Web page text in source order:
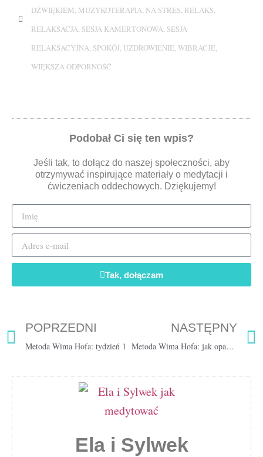
DŻWIĘKIEM, MUZYKOTERAPIA, NA STRES, RELAKS,
RELAKSACJA, SESJA KAMERTONOWA, SESJA
RELAKSACYJNA, SPOKÓJ, UZDROWIENIE,WIBRACJE,
WIĘKSZA ODPORNOŚĆ
Podobał Ci się ten wpis?
Jeśli tak, to dołącz do naszej społeczności, aby
otrzymywać inspirujące materiały o medytacji i
ćwiczeniach oddechowych. Dziękujemy!
Tak, dołączam
POPRZEDNI
Metoda Wima Hofa: tydzień 1
NASTĘPNY
Metoda Wima Hofa: jak opanować stres? Tydzień 2
Ela i Sylwek